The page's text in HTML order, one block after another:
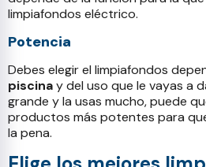
limpiafondos eléctrico.
Potencia
Debes elegir el limpiafondos
piscinay del uso que le vayas a
grande y la usas mucho, puede
productos más potentes para
la pena.